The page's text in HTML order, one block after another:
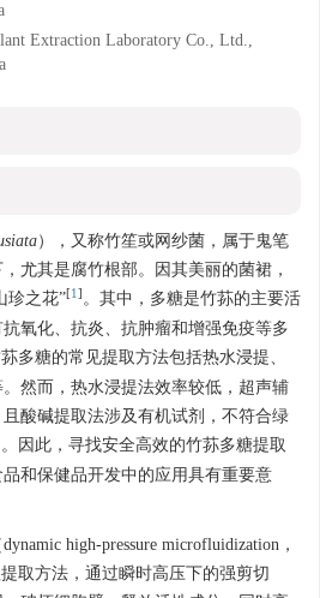
Extraction Laboratory Co., Ltd.,
），又称竹笙或网纱菌，属于鬼笔
尤其是腐竹根部。因其美丽的菌裙，
珍之花”[1 ] 。其中，多糖是竹荪的主要活
氧化、抗炎、抗肿瘤和增强免疫等多
多糖的常见提取方法包括热水浸提、
然而，热水浸提法效率较低，超声辅
酸碱提取法涉及有机试剂，不符合绿
。因此，寻找安全高效的竹荪多糖提取
和保健品开发中的应用具有重要意
high-pressure microfluidization，
取方法，通过瞬时高压下的强剪切